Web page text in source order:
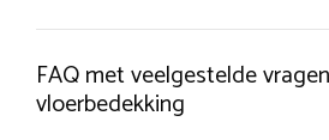
FAQ met veelgestelde
vloerbedekking